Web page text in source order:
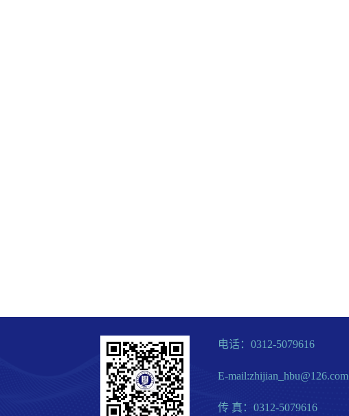
电话：0312-5079616
E-mail:zhijian_hbu@126.com
传 真：0312-5079616